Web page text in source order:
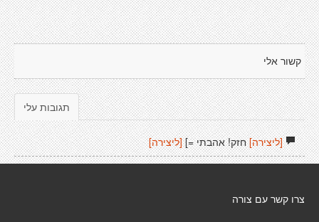
קשור אלי
תגובות עלי
[ליצירה]חזק! אהבתי =] [ליצירה]
צרו קשר עם צורה